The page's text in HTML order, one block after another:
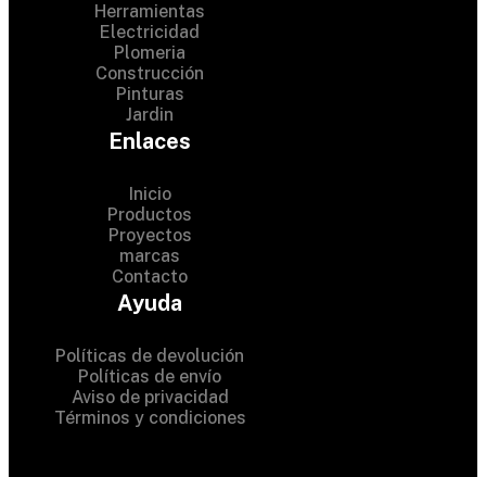
Herramientas
Electricidad
Plomeria
Construcción
Pinturas
Jardin
Enlaces
Inicio
Productos
Proyectos
marcas
Contacto
Ayuda
Políticas de devolución
Políticas de envío
Aviso de privacidad
Términos y condiciones